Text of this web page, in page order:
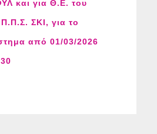
και για Θ.Ε. του
Π.Π.Σ. ΣΚΙ, για το
από 01/03/2026